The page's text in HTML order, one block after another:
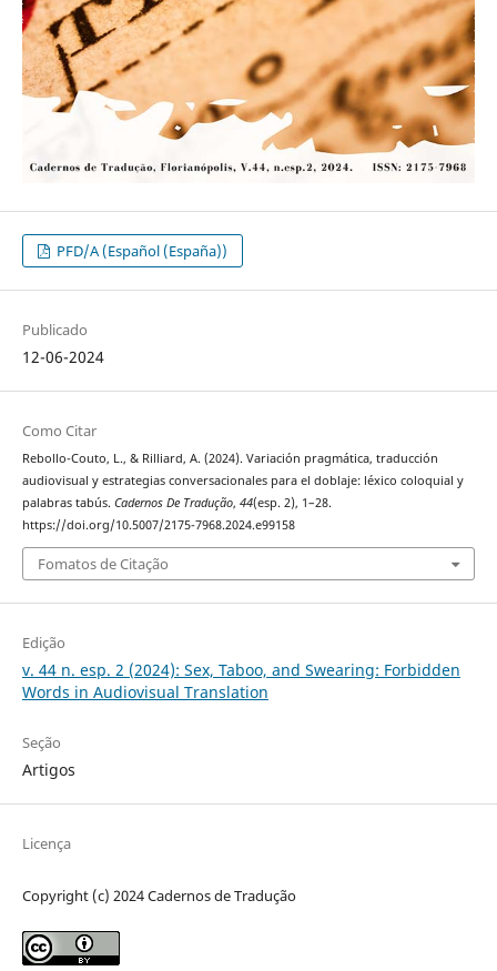
PFD/A (Español (España))
Publicado
12-06-2024
Como Citar
Rebollo-Couto, L., & Rilliard, A. (2024). Variación pragmática, traducción
audiovisual y estrategias conversacionales para el doblaje: léxico coloquial y
palabras tabús. Cadernos De Tradução, 44(esp. 2), 1–28.
https://doi.org/10.5007/2175-7968.2024.e99158
Fomatos de Citação
Edição
v. 44 n. esp. 2 (2024): Sex, Taboo, and Swearing: Forbidden
Words in Audiovisual Translation
Seção
Artigos
Licença
Copyright (c) 2024 Cadernos de Tradução